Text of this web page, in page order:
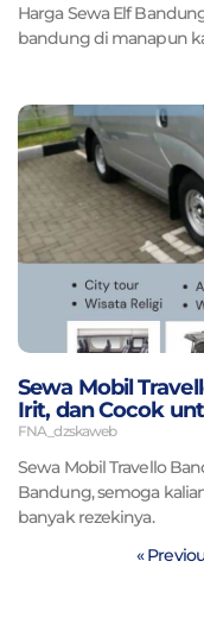
Harga Sewa Elf
bandung di manapun
Sewa Mobil
Irit, dan Cocok
FNA_dzskaweb
Sewa Mobil Travello
Bandung, semoga
banyak rezekinya.
«